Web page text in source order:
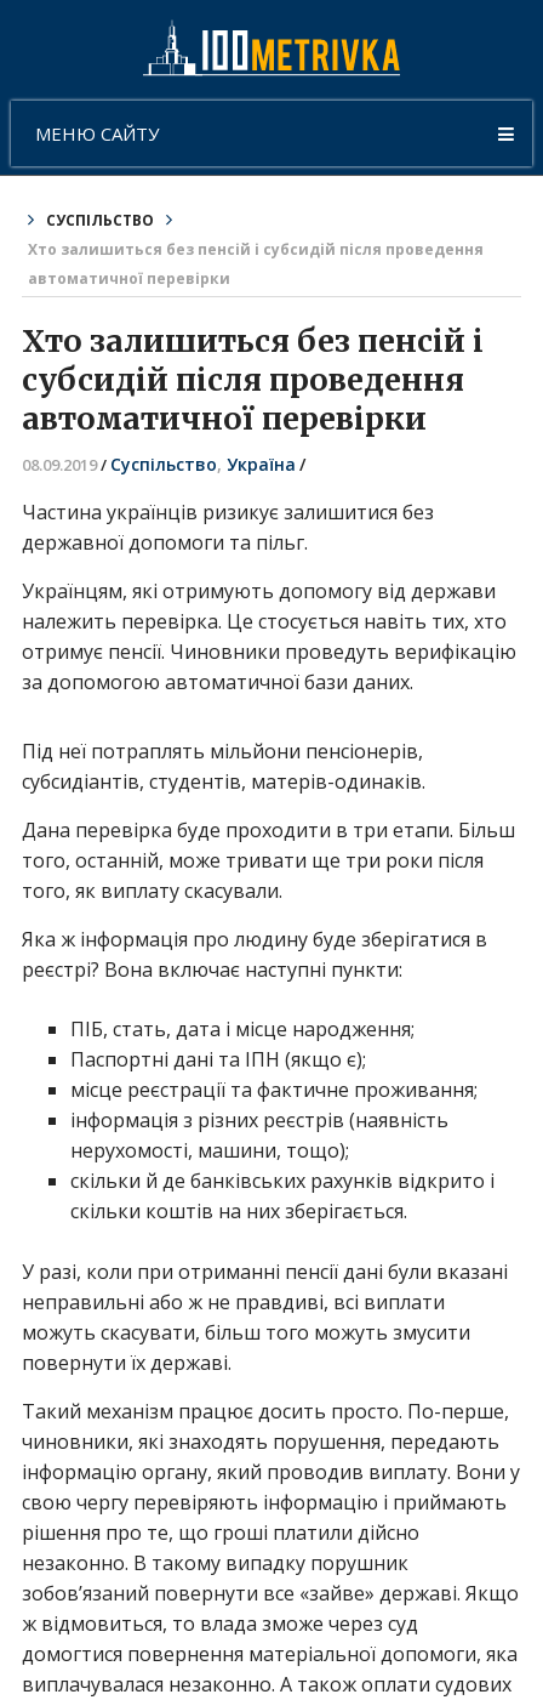
МЕНЮ САЙТУ
СУСПІЛЬСТВО
Хто залишиться без пенсій і субсидій після проведення
автоматичної перевірки
Хто залишиться без пенсій і
субсидій після проведення
автоматичної перевірки
08.09.2019/ Суспільство, Україна /
Частина українців ризикує залишитися без
державної допомоги та пільг.
Українцям, які отримують допомогу від держави
належить перевірка. Це стосується навіть тих, хто
отримує пенсії. Чиновники проведуть верифікацію
за допомогою автоматичної бази даних.
Під неї потраплять мільйони пенсіонерів,
субсидіантів, студентів, матерів-одинаків.
Дана перевірка буде проходити в три етапи. Більш
того, останній, може тривати ще три роки після
того, як виплату скасували.
Яка ж інформація про людину буде зберігатися в
реєстрі? Вона включає наступні пункти:
ПІБ, стать, дата і місце народження;
Паспортні дані та ІПН (якщо є);
місце реєстрації та фактичне проживання;
інформація з різних реєстрів (наявність
нерухомості, машини, тощо);
скільки й де банківських рахунків відкрито і
скільки коштів на них зберігається.
У разі, коли при отриманні пенсії дані були вказані
неправильні або ж не правдиві, всі виплати
можуть скасувати, більш того можуть змусити
повернути їх державі.
Такий механізм працює досить просто. По-перше,
чиновники, які знаходять порушення, передають
інформацію органу, який проводив виплату. Вони у
свою чергу перевіряють інформацію і приймають
рішення про те, що гроші платили дійсно
незаконно. В такому випадку порушник
зобов’язаний повернути все «зайве» державі. Якщо
ж відмовиться, то влада зможе через суд
домогтися повернення матеріальної допомоги, яка
виплачувалася незаконно. А також оплати судових